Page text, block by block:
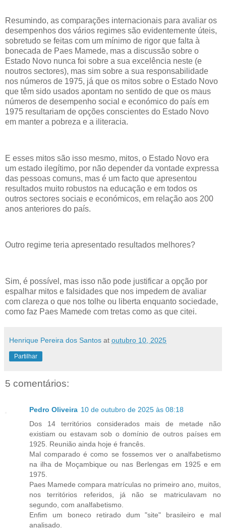
Resumindo, as comparações internacionais para avaliar os
desempenhos dos vários regimes são evidentemente úteis,
sobretudo se feitas com um mínimo de rigor que falta à
bonecada de Paes Mamede, mas a discussão sobre o
Estado Novo nunca foi sobre a sua excelência neste (e
noutros sectores), mas sim sobre a sua responsabilidade
nos números de 1975, já que os mitos sobre o Estado Novo
que têm sido usados apontam no sentido de que os maus
números de desempenho social e económico do país em
1975 resultariam de opções conscientes do Estado Novo
em manter a pobreza e a iliteracia.
E esses mitos são isso mesmo, mitos, o Estado Novo era
um estado ilegítimo, por não depender da vontade expressa
das pessoas comuns, mas é um facto que apresentou
resultados muito robustos na educação e em todos os
outros sectores sociais e económicos, em relação aos 200
anos anteriores do país.
Outro regime teria apresentado resultados melhores?
Sim, é possível, mas isso não pode justificar a opção por
espalhar mitos e falsidades que nos impedem de avaliar
com clareza o que nos tolhe ou liberta enquanto sociedade,
como faz Paes Mamede com tretas como as que citei.
Henrique Pereira dos Santos at outubro 10, 2025
Partilhar
5 comentários:
Pedro Oliveira 10 de outubro de 2025 às 08:18
Dos 14 territórios considerados mais de metade não
existiam ou estavam sob o domínio de outros países em
1925. Reunião ainda hoje é francês.
Mal comparado é como se fossemos ver o analfabetismo
na ilha de Moçambique ou nas Berlengas em 1925 e em
1975.
Paes Mamede compara matrículas no primeiro ano, muitos,
nos territórios referidos, já não se matriculavam no
segundo, com analfabetismo.
Enfim um boneco retirado dum "site" brasileiro e mal
analisado.